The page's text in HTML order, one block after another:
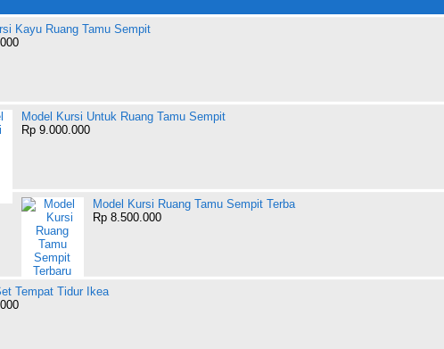
Kayu Ruang Tamu Sempit
Model Kursi Untuk Ruang Tamu Sempit
Rp 9.000.000
Model Kursi Ruang Tamu Sempit Terba
Rp 8.500.000
Tempat Tidur Ikea